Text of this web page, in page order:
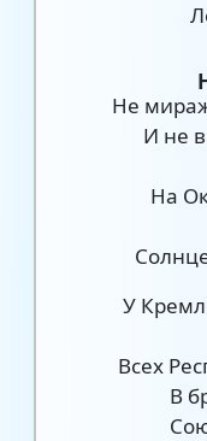
Не
И не
На
У
Всех
В